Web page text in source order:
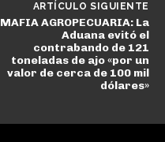
ARTÍCULO SIGUIENTE
MAFIA AGROPECUARIA: La
Aduana evitó el
contrabando de 121
toneladas de ajo «por un
valor de cerca de 100 mil
dólares»